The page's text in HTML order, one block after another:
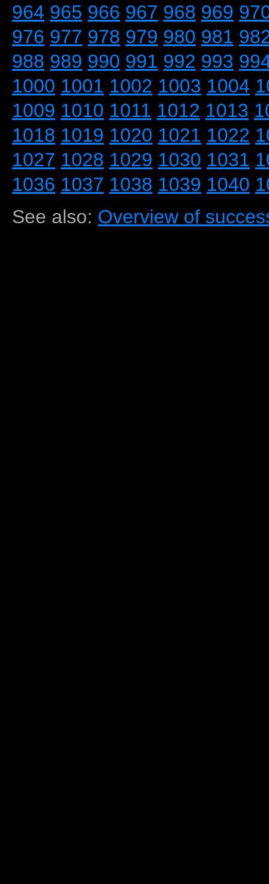
964 965 966 967 968 969
976 977 978 979 980 981
988 989 990 991 992 993
1000 1001 1002 1003 1004
1009 1010 1011 1012 1013
1018 1019 1020 1021 1022
1027 1028 1029 1030 1031
1036 1037 1038 1039 1040
See also: Overview of